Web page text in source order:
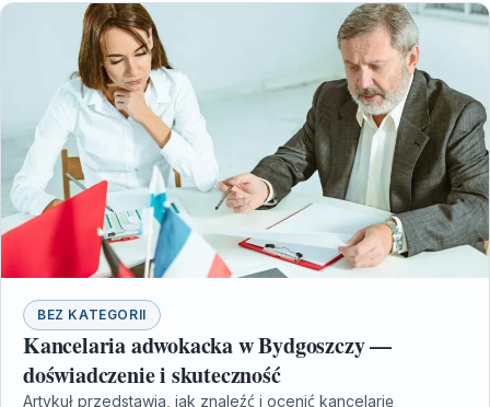
BEZ KATEGORII
Kancelaria adwokacka w Bydgoszczy —
doświadczenie i skuteczność
Artykuł przedstawia, jak znaleźć i ocenić kancelarię